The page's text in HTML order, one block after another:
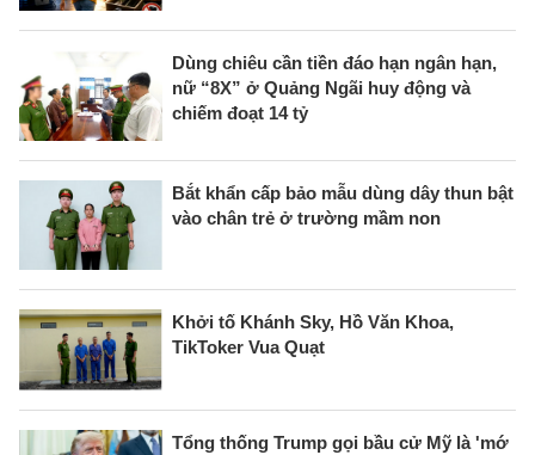
Dùng chiêu cần tiền đáo hạn ngân hạn,
nữ “8X” ở Quảng Ngãi huy động và
chiếm đoạt 14 tỷ
Bắt khẩn cấp bảo mẫu dùng dây thun bật
vào chân trẻ ở trường mầm non
Khởi tố Khánh Sky, Hồ Văn Khoa,
TikToker Vua Quạt
Tổng thống Trump gọi bầu cử Mỹ là 'mớ